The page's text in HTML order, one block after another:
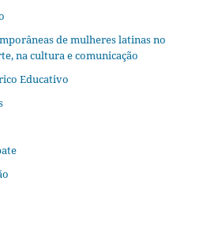
de mulheres latinas no
na cultura e comunicação
Educativo